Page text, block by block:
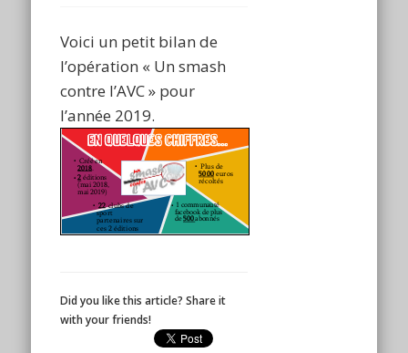
Voici un petit bilan de
l’opération « Un smash
contre l’AVC » pour
l’année 2019.
Did you like this article? Share it
with your friends!